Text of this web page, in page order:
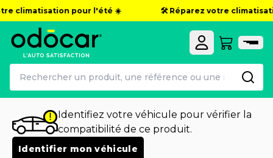
climatisation pour l'été ☀️ 🛠️ Réparez votre
Identifiez votre véhicule pour vérifier la
compatibilité de ce produit.
Identifier mon véhicule